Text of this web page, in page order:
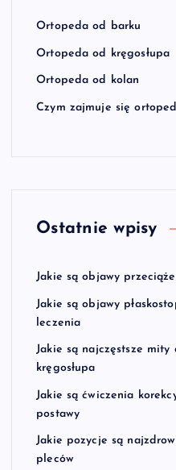
Ortopeda od barku
Ortopeda od kręgosłupa
Ortopeda od kolan
Czym zajmuje się
Ostatnie wpisy
Jakie są objawy
Jakie są objawy
leczenia
Jakie są najczęstsze
kręgosłupa
Jakie są ćwiczenia
postawy
Jakie pozycje są
pleców